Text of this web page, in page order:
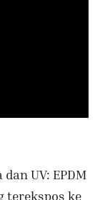
UV: EPDM
terekspos ke